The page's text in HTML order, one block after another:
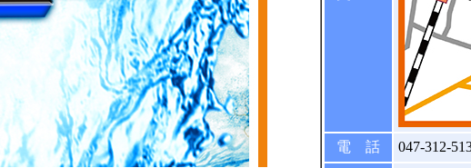
電 話
047-312-